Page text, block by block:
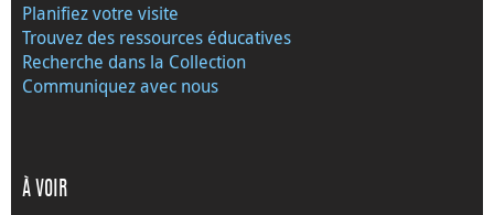
Planifiez votre visite
Trouvez des ressources éducatives
Recherche dans la Collection
Communiquez avec nous
À VOIR